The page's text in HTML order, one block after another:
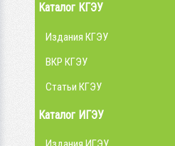
Каталог КГЭУ
Издания КГЭУ
ВКР КГЭУ
Статьи КГЭУ
Каталог ИГЭУ